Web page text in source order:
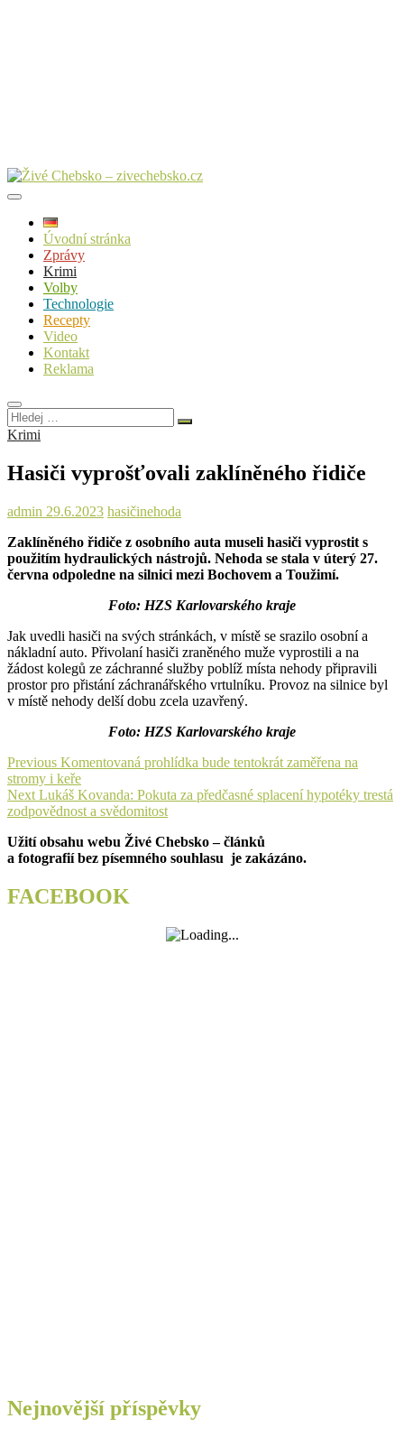
Úvodní stránka
Zprávy
Krimi
Volby
Technologie
Recepty
Video
Kontakt
Reklama
Hledej
…
Krimi
Hasiči vyprošťovali zaklíněného řidiče
admin 29.6.2023 hasičinehoda
Zaklíněného řidiče z osobního auta museli hasiči vyprostit s
použitím hydraulických nástrojů. Nehoda se stala v úterý 27.
června odpoledne na silnici mezi Bochovem a Toužimí.
Foto: HZS Karlovarského kraje
Jak uvedli hasiči na svých stránkách, v místě se srazilo osobní a
nákladní auto. Přivolaní hasiči zraněného muže vyprostili a na
žádost kolegů ze záchranné služby poblíž místa nehody připravili
prostor pro přistání záchranářského vrtulníku. Provoz na silnice byl
v místě nehody delší dobu zcela uzavřený.
Foto: HZS Karlovarského kraje
Navigace
pro
příspěvek
Previous Previous
post:
Komentovaná prohlídka bude tentokrát zaměřena na
stromy i keře
Next Next
post:
Lukáš Kovanda: Pokuta za předčasné splacení hypotéky trestá
zodpovědnost a svědomitost
Užití obsahu webu Živé Chebsko – článků
a fotografií bez písemného souhlasu je zakázáno.
FACEBOOK
Nejnovější příspěvky